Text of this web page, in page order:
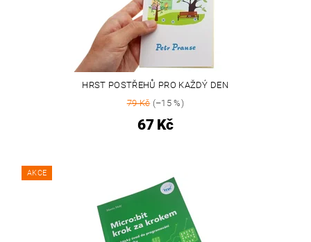
HRST POSTŘEHŮ PRO KAŽDÝ DEN
79 Kč(–15 %)
67 Kč
AKCE